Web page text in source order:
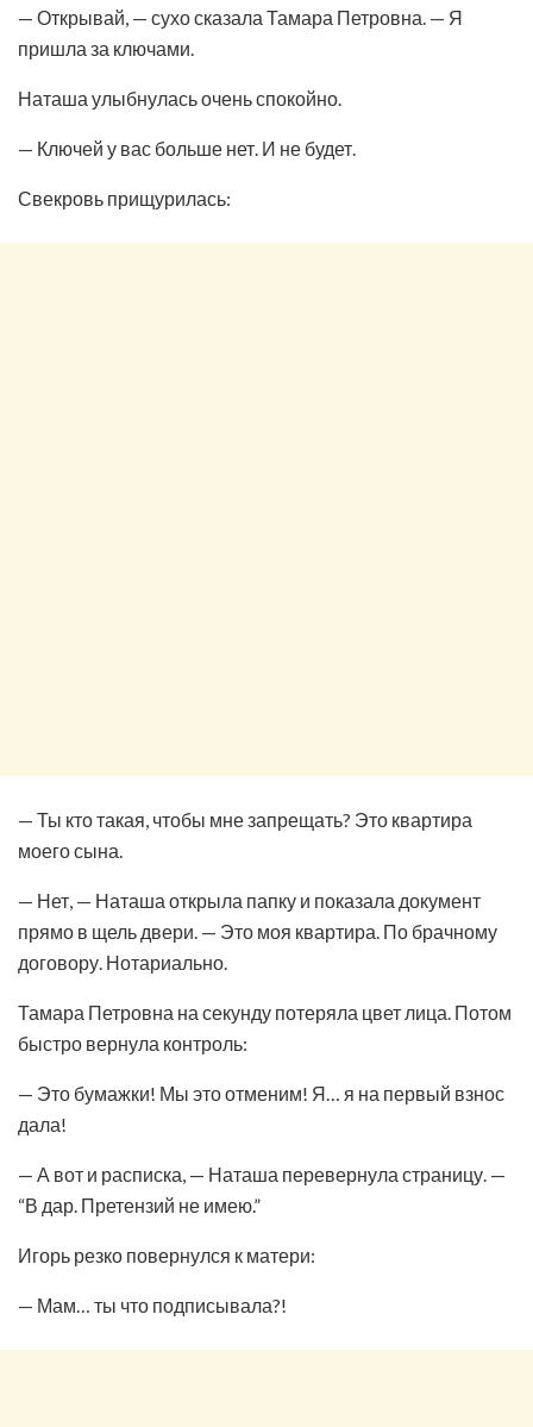
— Открывай, — сухо сказала Тамара Петровна. — Я
пришла за ключами.
Наташа улыбнулась очень спокойно.
— Ключей у вас больше нет. И не будет.
Свекровь прищурилась:
— Ты кто такая, чтобы мне запрещать? Это квартира
моего сына.
— Нет, — Наташа открыла папку и показала документ
прямо в щель двери. — Это моя квартира. По брачному
договору. Нотариально.
Тамара Петровна на секунду потеряла цвет лица. Потом
быстро вернула контроль:
— Это бумажки! Мы это отменим! Я… я на первый взнос
дала!
— А вот и расписка, — Наташа перевернула страницу. —
“В дар. Претензий не имею.”
Игорь резко повернулся к матери:
— Мам… ты что подписывала?!